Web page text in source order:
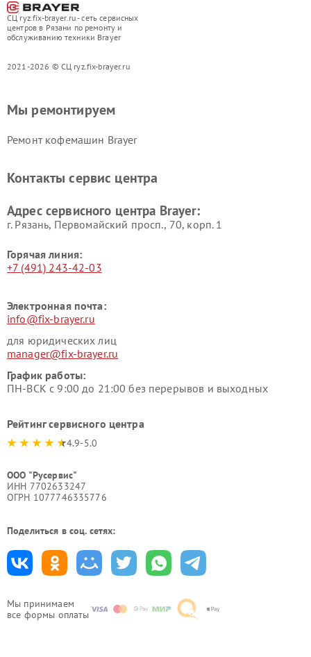
СЦ ryz.fix-brayer.ru - сеть сервисных
центров в Рязани по ремонту и
обслуживанию техники Brayer
2021-2026 © СЦ ryz.fix-brayer.ru
Мы принимаем
все формы оплаты
Мы ремонтируем
Ремонт кофемашин Brayer
Контакты сервис центра
Адрес сервисного центра Brayer:
г. Рязань, Первомайский просп., 70, корп. 1
Горячая линия:
+7 (491) 243-42-03
Электронная почта:
info@fix-brayer.ru
для юридических лиц
manager@fix-brayer.ru
График работы:
ПН-ВСК с 9:00 до 21:00 без перерывов и выходных
Рейтинг сервисного центра
4.9-5.0
ООО "Русервис"
ИНН 7702633247
ОГРН 1077746335776
Поделиться в соц. сетях: